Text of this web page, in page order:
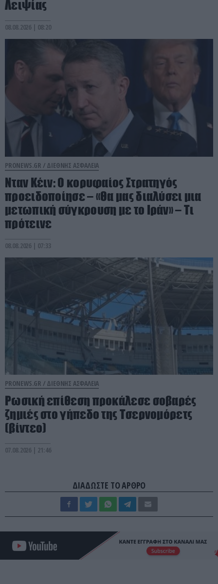
Λειψίας
08.08.2026 | 08:20
PRONEWS.GR / ΔΙΕΘΝΗΣ ΑΣΦΑΛΕΙΑ
Νταν Κέιν: Ο κορυφαίος Στρατηγός
προειδοποίησε – «Θα μας διαλύσει μια
μετωπική σύγκρουση με το Ιράν» – Τι
πρότεινε
08.08.2026 | 07:33
PRONEWS.GR / ΔΙΕΘΝΗΣ ΑΣΦΑΛΕΙΑ
Ρωσική επίθεση προκάλεσε σοβαρές
ζημιές στο γήπεδο της Τσερνομόρετς
(βίντεο)
07.08.2026 | 21:46
ΔΙΑΔΩΣΤΕ ΤΟ ΑΡΘΡΟ